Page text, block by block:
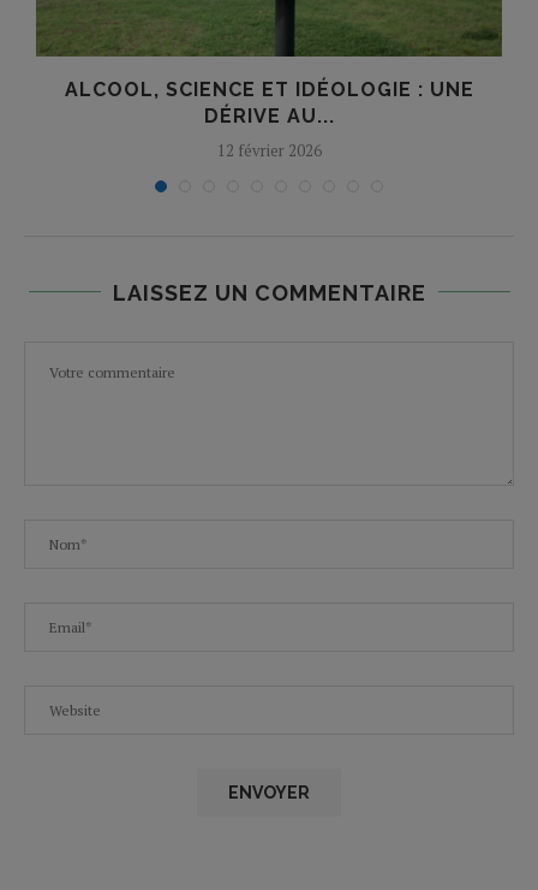
ALCOOL, SCIENCE ET IDÉOLOGIE : UNE
DÉRIVE AU...
12 février 2026
LAISSEZ UN COMMENTAIRE